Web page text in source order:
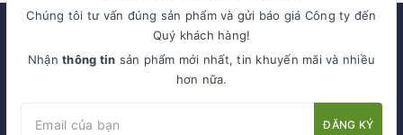
Chúng tôi tư vấn đúng sản phẩm và gửi báo giá Công ty đến
Quý khách hàng!
Nhậnthông tin sản phẩm mới nhất, tin khuyến mãi và nhiều
hơn nữa.
ĐĂNG KÝ